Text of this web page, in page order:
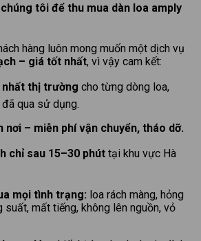
tôi để thu mua dàn loa amply
hàng luôn mong muốn một dịch vụ
– giá tốt nhất, vì vậy cam kết:
nhất thị trường cho từng dòng loa,
qua sử dụng.
nơi – miễn phí vận chuyển, tháo dỡ.
chỉ sau 15–30 phút tại khu vực Hà
mọi tình trạng: loa rách màng, hỏng
suất, mất tiếng, không lên nguồn, vỏ